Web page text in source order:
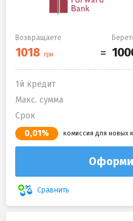
Возвращаете
1й кредит
Макс. сумма
Срок
0,01% комиссия для новых
Сравнить